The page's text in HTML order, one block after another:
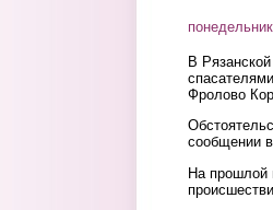
В
Фролово
сообщении
На прошлой